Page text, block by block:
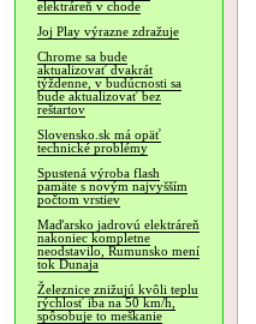
elektráreň v chode
Joj Play výrazne zdražuje
Chrome sa bude
aktualizovať dvakrát
týždenne, v budúcnosti sa
bude aktualizovať bez
reštartov
Slovensko.sk má opäť
technické problémy
Spustená výroba flash
pamäte s novým najvyšším
počtom vrstiev
Maďarsko jadrovú elektráreň
nakoniec kompletne
neodstavilo, Rumunsko mení
tok Dunaja
Železnice znižujú kvôli teplu
rýchlosť iba na 50 km/h,
spôsobuje to meškanie